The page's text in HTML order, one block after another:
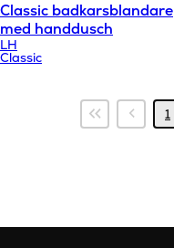
Classic badkarsblandare
med handdusch
LH
Classic
Första
sidan
Föregående
sida
1